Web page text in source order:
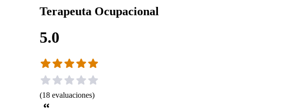
Terapeuta Ocupacional
5.0
(18 evaluaciones)